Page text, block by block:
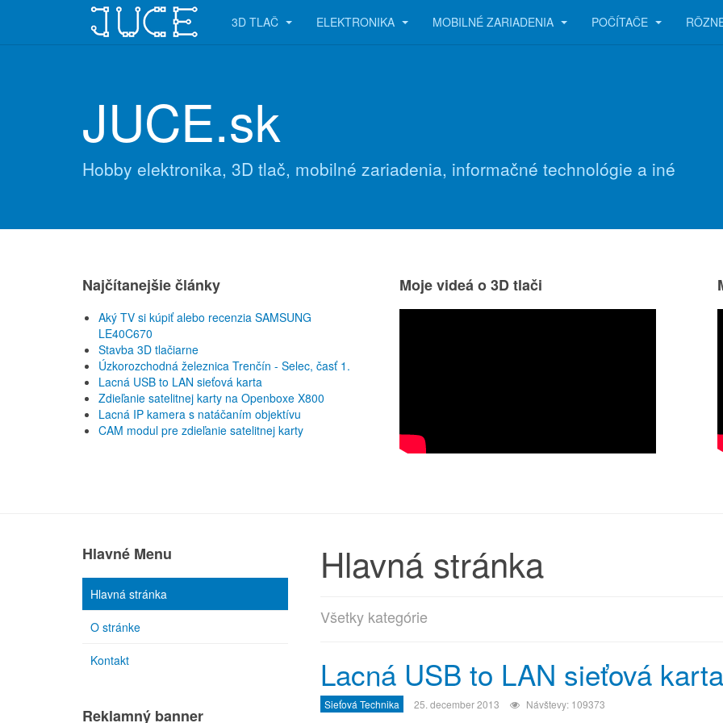
3D TLAČ ELEKTRONIKA MOBILNÉ ZARIADENIA POČÍTAČE
JUCE.sk
Hobby elektronika, 3D tlač, mobilné zariadenia, informačné technológie a iné
Najčítanejšie články
Aký TV si kúpiť alebo recenzia SAMSUNG
LE40C670
Stavba 3D tlačiarne
Úzkorozchodná železnica Trenčín - Selec, časť 1.
Lacná USB to LAN sieťová karta
Zdieľanie satelitnej karty na Openboxe X800
Lacná IP kamera s natáčaním objektívu
CAM modul pre zdieľanie satelitnej karty
Moje videá o 3D tlači
Hlavná stránka
Všetky kategórie
Lacná USB to LAN sieťová karta
Sieťová Technika 25. december 2013 Návštevy: 109373
Hlavné Menu
Hlavná stránka
O stránke
Kontakt
Reklamný banner